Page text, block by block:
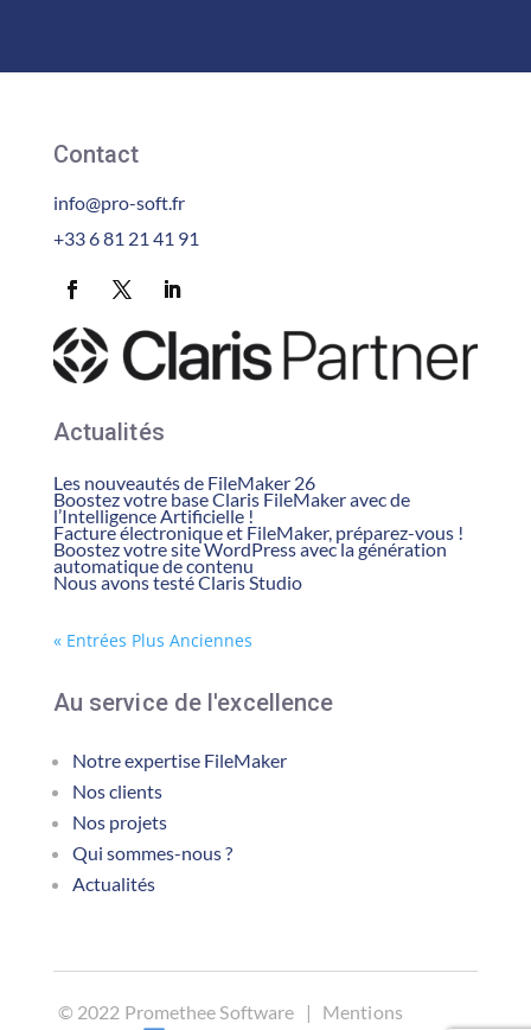
Contact
info@pro-soft.fr
+33 6 81 21 41 91
Actualités
Les nouveautés de FileMaker 26
Boostez votre base Claris FileMaker avec de
l’Intelligence Artificielle !
Facture électronique et FileMaker, préparez-vous !
Boostez votre site WordPress avec la génération
automatique de contenu
Nous avons testé Claris Studio
« Entrées Plus Anciennes
Au service de l'excellence
Notre expertise FileMaker
Nos clients
Nos projets
Qui sommes-nous ?
Actualités
© 2022 Promethee Software | Mentions